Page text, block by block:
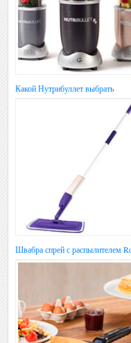
Какой Нутрибуллет выбрать
Швабра спрей с распылителем